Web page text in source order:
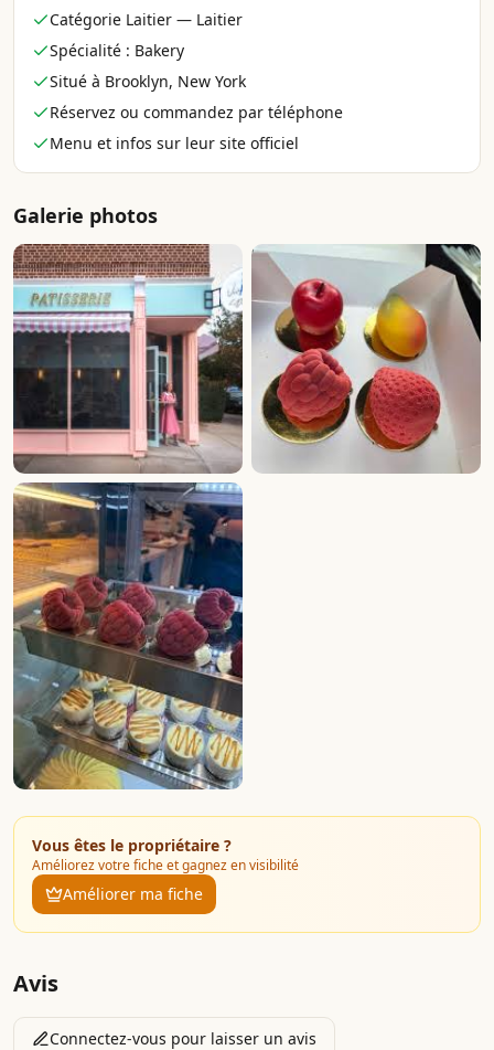
Catégorie Laitier — Laitier
Spécialité : Bakery
Situé à Brooklyn, New York
Réservez ou commandez par téléphone
Menu et infos sur leur site officiel
Galerie photos
Vous êtes le propriétaire ?
Améliorez votre fiche et gagnez en visibilité
Améliorer ma fiche
Avis
Connectez-vous pour laisser un avis